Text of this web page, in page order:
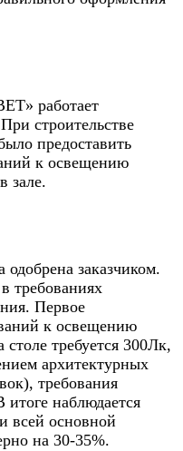
работает
строительстве
предоставить
к освещению
зале.
заказчиком.
требованиях
Первое
к освещению
требуется 300Лк,
архитектурных
требования
наблюдается
всей основной
на 30-35%.